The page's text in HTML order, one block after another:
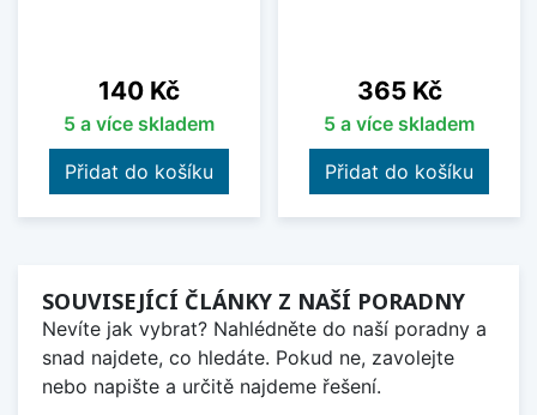
Cena
140 Kč
5 a více skladem
Přidat do košíku
Cena
365 Kč
5 a více skladem
Přidat do košíku
SOUVISEJÍCÍ ČLÁNKY Z NAŠÍ PORADNY
Nevíte jak vybrat? Nahlédněte do naší poradny a
snad najdete, co hledáte. Pokud ne, zavolejte
nebo napište a určitě najdeme řešení.